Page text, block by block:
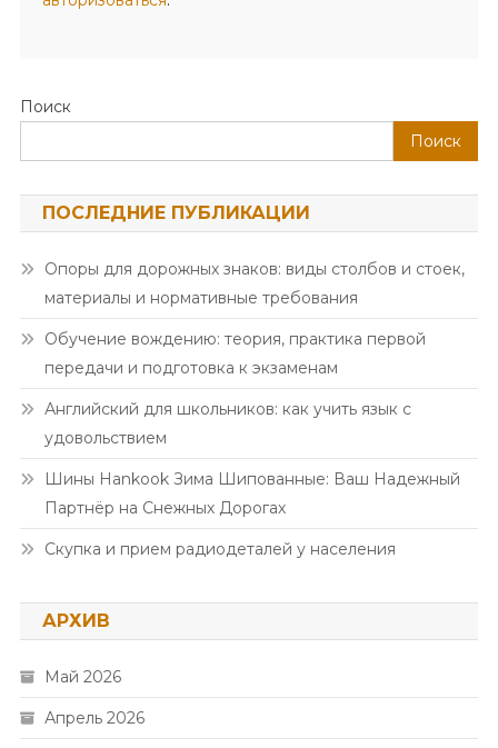
Поиск
Поиск
ПОСЛЕДНИЕ ПУБЛИКАЦИИ
Опоры для дорожных знаков: виды столбов и стоек,
материалы и нормативные требования
Обучение вождению: теория, практика первой
передачи и подготовка к экзаменам
Английский для школьников: как учить язык с
удовольствием
Шины Hankook Зима Шипованные: Ваш Надежный
Партнёр на Снежных Дорогах
Скупка и прием радиодеталей у населения
АРХИВ
Май 2026
Апрель 2026